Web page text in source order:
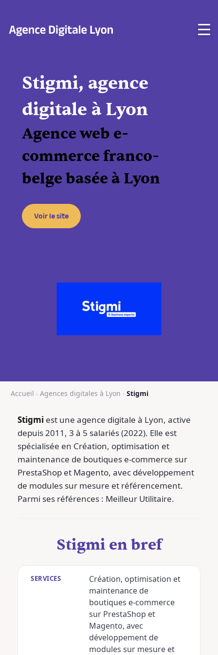
contenu
Stigmi, agence
digitale à Lyon
Agence web e-
commerce franco-
belge basée à Lyon
Voir le site
Accueil › Agences digitales à Lyon › Stigmi
Stigmi est une agence digitale à Lyon, active
depuis 2011, 3 à 5 salariés (2022). Elle est
spécialisée en Création, optimisation et
maintenance de boutiques e-commerce sur
PrestaShop et Magento, avec développement
de modules sur mesure et référencement.
Parmi ses références : Meilleur Utilitaire.
Stigmi en bref
SERVICES
Création, optimisation et
maintenance de
boutiques e-commerce
sur PrestaShop et
Magento, avec
développement de
modules sur mesure et